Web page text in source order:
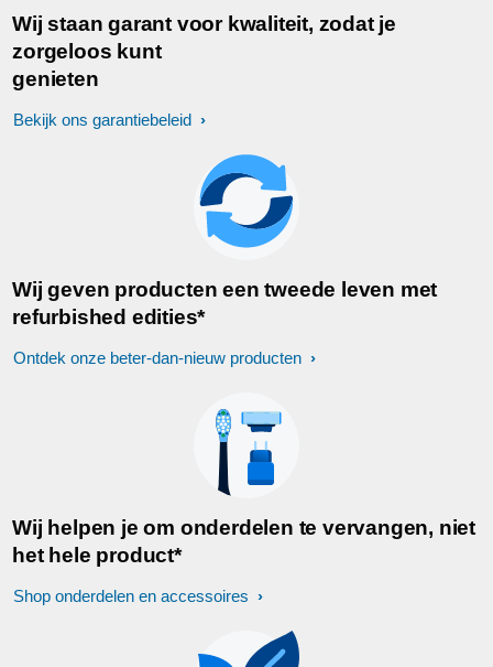
Wij staan garant voor kwaliteit, zodat je
zorgeloos kunt
genieten
Bekijk ons garantiebeleid
Wij geven producten een tweede leven met
refurbished edities*
Ontdek onze beter-dan-nieuw producten
Wij helpen je om onderdelen te vervangen, niet
het hele product*
Shop onderdelen en accessoires